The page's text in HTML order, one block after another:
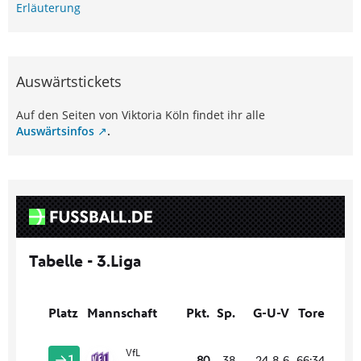
Erläuterung
Auswärtstickets
Auf den Seiten von Viktoria Köln findet ihr alle
Auswärtsinfos
.